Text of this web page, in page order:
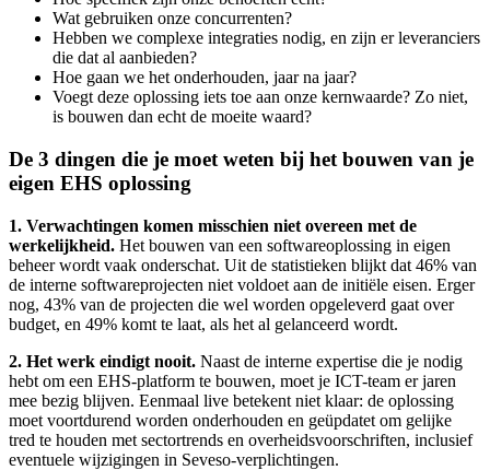
Wat gebruiken onze concurrenten?
Hebben we complexe integraties nodig, en zijn er leveranciers
die dat al aanbieden?
Hoe gaan we het onderhouden, jaar na jaar?
Voegt deze oplossing iets toe aan onze kernwaarde? Zo niet,
is bouwen dan echt de moeite waard?
De 3 dingen die je moet weten bij het bouwen van je
eigen EHS oplossing
1. Verwachtingen komen misschien niet overeen met de
werkelijkheid. Het bouwen van een softwareoplossing in eigen
beheer wordt vaak onderschat. Uit de statistieken blijkt dat 46% van
de interne softwareprojecten niet voldoet aan de initiële eisen. Erger
nog, 43% van de projecten die wel worden opgeleverd gaat over
budget, en 49% komt te laat, als het al gelanceerd wordt.
2. Het werk eindigt nooit. Naast de interne expertise die je nodig
hebt om een EHS-platform te bouwen, moet je ICT-team er jaren
mee bezig blijven. Eenmaal live betekent niet klaar: de oplossing
moet voortdurend worden onderhouden en geüpdatet om gelijke
tred te houden met sectortrends en overheidsvoorschriften, inclusief
eventuele wijzigingen in Seveso-verplichtingen.